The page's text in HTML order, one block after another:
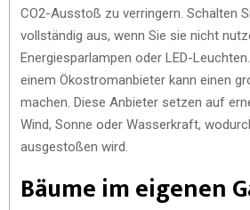
CO2-Ausstoß zu verringern. Schalten
vollständig aus, wenn Sie sie nicht
Energiesparlampen oder LED-
einem Ökostromanbieter kann einen
machen. Diese Anbieter setzen auf
Wind, Sonne oder Wasserkraft,
ausgestoßen wird.
Bäume im eigenen